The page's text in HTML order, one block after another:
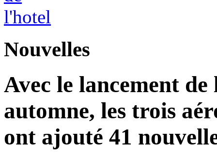
Nouvelles
Avec le lancement de
automne, les trois
ont ajouté 41